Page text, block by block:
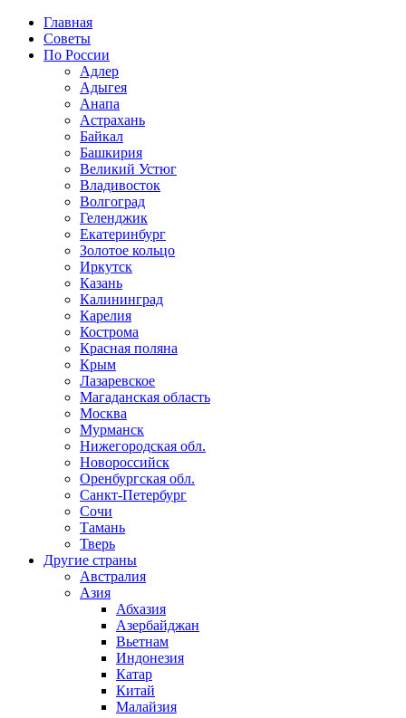
Главная
Советы
По России
Адлер
Адыгея
Анапа
Астрахань
Байкал
Башкирия
Великий Устюг
Владивосток
Волгоград
Геленджик
Екатеринбург
Золотое кольцо
Иркутск
Казань
Калининград
Карелия
Кострома
Красная поляна
Крым
Лазаревское
Магаданская область
Москва
Мурманск
Нижегородская обл.
Новороссийск
Оренбургская обл.
Санкт-Петербург
Сочи
Тамань
Тверь
Другие страны
Австралия
Азия
Абхазия
Азербайджан
Вьетнам
Индонезия
Катар
Китай
Малайзия